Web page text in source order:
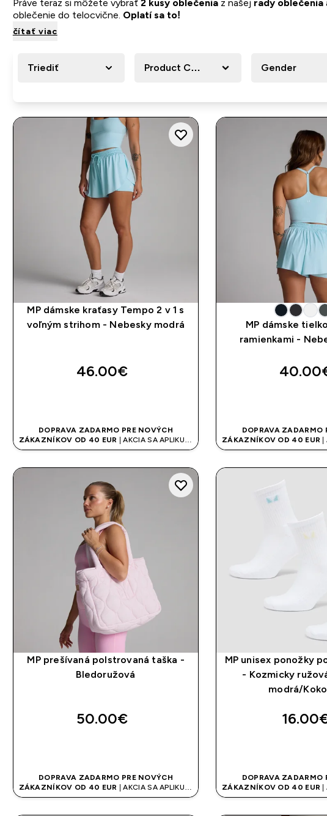
Práve teraz si môžete vybrať 2 kusy oblečeniaz našej rady oblečenia
oblečenie do telocvične. Oplatí sa to!
čítať viac
Triediť Product Category Gender
MP dámske kraťasy Tempo 2 v 1 s
voľným strihom - Nebesky modrá
46.00€‎
DOPRAVA ZADARMO PRE NOVÝCH
ZÁKAZNÍKOV OD 40 EUR | AKCIA SA APLIKUJE
AUTOMATICKY
MP dámske
ramienkami -
DOPRAVA ZADARMO
ZÁKAZNÍKOV OD 40 EUR |
MP prešívaná polstrovaná taška -
Bledoružová
50.00€‎
DOPRAVA ZADARMO PRE NOVÝCH
ZÁKAZNÍKOV OD 40 EUR
| AKCIA SA APLIKUJE
AUTOMATICKY
MP unisex ponožky
- Kozmicky
modrá/
DOPRAVA ZADARMO
ZÁKAZNÍKOV OD 40 EUR